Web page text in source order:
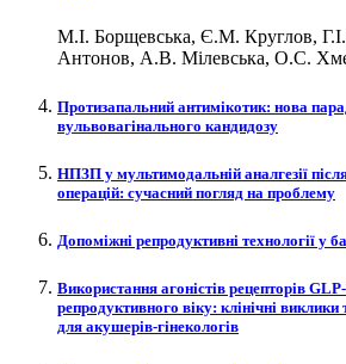
М.І. Борщевська, Є.М. Круглов,
Антонов, А.В. Мілевська, О.С.
Протизапальний антимікотик: нова
вульвовагінального кандидозу
НПЗП у мультимодальній аналгезії
операцій: сучасний погляд на проблему
Допоміжні репродуктивні технології у
Використання агоністів рецепторів
репродуктивного віку: клінічні виклики
для акушерів-гінекологів